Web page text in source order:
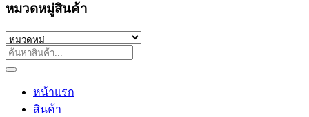
หมวดหมู่สินค้า
หน้าแรก
สินค้า